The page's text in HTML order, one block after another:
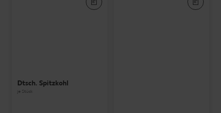
Dtsch. Spitzkohl
je Stück